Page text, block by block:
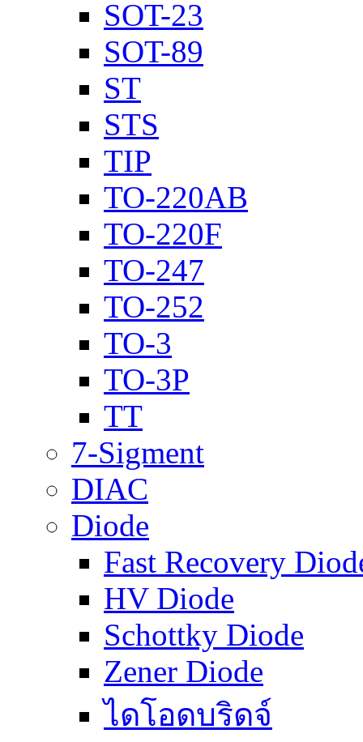
SOT-23
SOT-89
ST
STS
TIP
TO-220AB
TO-220F
TO-247
TO-252
TO-3
TO-3P
TT
7-Sigment
DIAC
Diode
Fast Recovery
HV Diode
Schottky Diode
Zener Diode
ไดโอดบริดจ์